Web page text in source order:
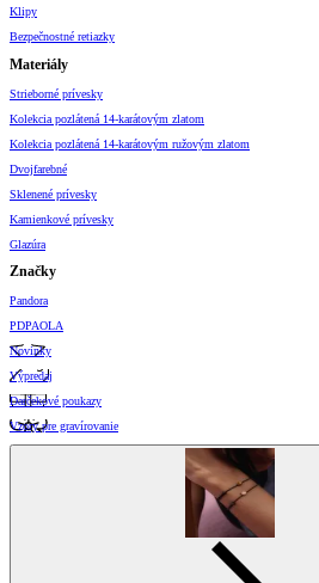
Klipy
Bezpečnostné retiazky
Materiály
Strieborné prívesky
Kolekcia pozlátená 14-karátovým zlatom
Kolekcia pozlátená 14-karátovým ružovým zlatom
Dvojfarebné
Sklenené prívesky
Kamienkové prívesky
Glazúra
Značky
Pandora
PDPAOLA
Novinky
Výpredaj
Darčekové poukazy
Vzory pre gravírovanie